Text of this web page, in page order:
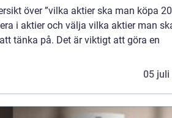
över ”vilka aktier ska man köpa
i aktier och välja vilka aktier man
tänka på. Det är viktigt att göra en
05 juli